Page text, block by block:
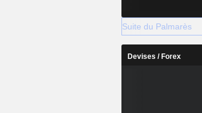
Suite du Palmarès
Devises / Forex